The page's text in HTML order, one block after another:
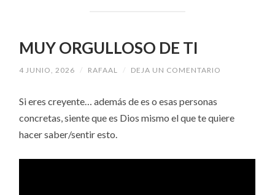
MUY ORGULLOSO DE TI
4 JUNIO, 2026 / RAFAAL / DEJA UN COMENTARIO
Si eres creyente… además de es o esas personas
concretas, siente que es Dios mismo el que te quiere
hacer saber/sentir esto.